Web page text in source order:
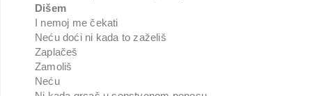
Dišem
I nemoj me čekati
Neću doći ni kada to zaželiš
Zaplačeš
Zamoliš
Neću